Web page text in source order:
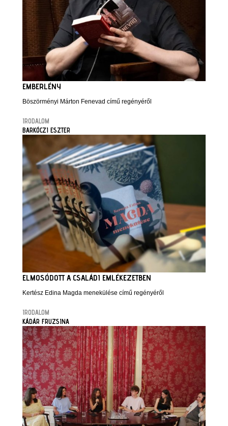
EMBERLÉNY
Böszörményi Márton Fenevad című regényéről
IRODALOM
BARKÓCZI ESZTER
ELMOSÓDOTT A CSALÁDI EMLÉKEZETBEN
Kertész Edina Magda menekülése című regényéről
IRODALOM
KÁDÁR FRUZSINA